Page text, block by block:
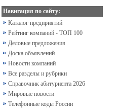
Навигация по сайту:
Каталог предприятий
Рейтинг компаний - ТОП 100
Деловые предложения
Доска объявлений
Новости компаний
Все разделы и рубрики
Справочник абитуриента 2026
Мировые новости
Телефонные коды России